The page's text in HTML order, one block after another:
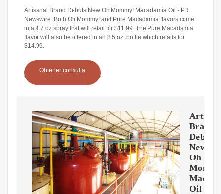
Artisanal Brand Debuts New Oh Mommy! Macadamia Oil - PR
Newswire. Both Oh Mommy! and Pure Macadamia flavors come
in a 4.7 oz spray that will retail for $11.99. The Pure Macadamia
flavor will also be offered in an 8.5 oz. bottle which retails for
$14.99.
Obtener consulta
Brand
Debuts
New
Oh
Oil